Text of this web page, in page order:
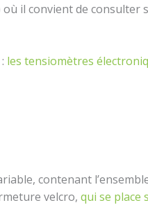
il convient de consulter
les tensiomètres
contenant
velcro, qui se place